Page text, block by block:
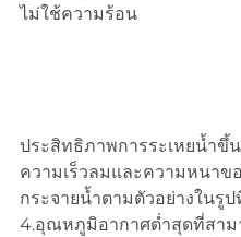
ไม่ใช้ความร้อน
ประสิทธิภาพการระเหยน้ำขึ้
ความเร็วลมและความหนาข
กระจายน้ำตามตัวอย่างในรูป
4.อุณหภูมิอากาศต่ำสุดที่สาม